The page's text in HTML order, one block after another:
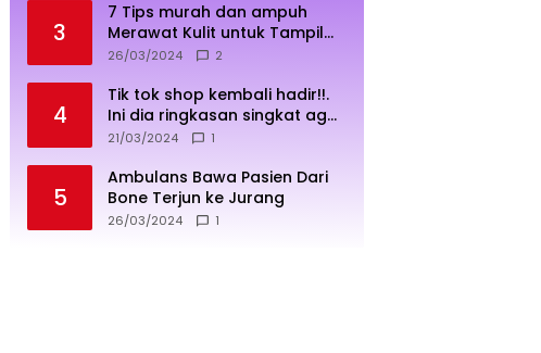
3
7 Tips murah dan ampuh
Merawat Kulit untuk Tampil
Sehat dan Cerah
26/03/2024 2
4
Tik tok shop kembali hadir!!.
Ini dia ringkasan singkat agar
penjualan lebih sukses
21/03/2024 1
5
Ambulans Bawa Pasien Dari
Bone Terjun ke Jurang
26/03/2024 1